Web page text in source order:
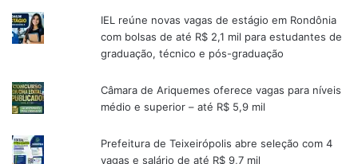
IEL reúne novas vagas de estágio em Rondônia
com bolsas de até R$ 2,1 mil para estudantes de
graduação, técnico e pós-graduação
Câmara de Ariquemes oferece vagas para níveis
médio e superior – até R$ 5,9 mil
Prefeitura de Teixeirópolis abre seleção com 4
vagas e salário de até R$ 9,7 mil